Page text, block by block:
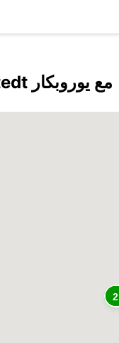
اكتشف Norderstedt مع يوروبكار
2